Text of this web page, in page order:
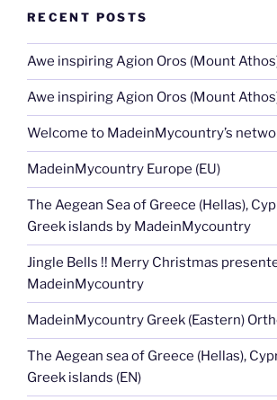
RECENT POSTS
Awe inspiring Agion Oros (Mount
Awe inspiring Agion Oros (Mount
Welcome to MadeinMycountry’s
MadeinMycountry Europe (EU)
The Aegean Sea of Greece (Hellas),
Greek islands by MadeinMycountry
Jingle Bells !! Merry Christmas
MadeinMycountry
MadeinMycountry Greek (Eastern)
The Aegean sea of Greece (Hellas),
Greek islands (EN)